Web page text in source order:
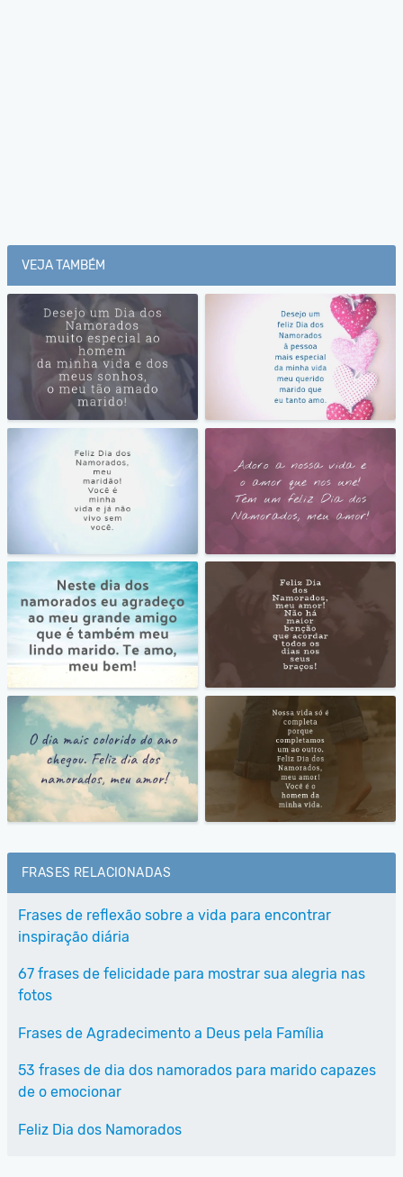
VEJA TAMBÉM
FRASES RELACIONADAS
Frases de reflexão sobre a vida para encontrar
inspiração diária
67 frases de felicidade para mostrar sua alegria nas
fotos
Frases de Agradecimento a Deus pela Família
53 frases de dia dos namorados para marido capazes
de o emocionar
Feliz Dia dos Namorados